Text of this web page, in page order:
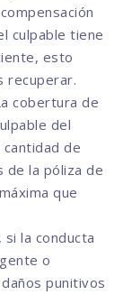
culpable tiene
esto
recuperar.
cobertura de
del
de
de la póliza de
que
si la conducta
o
punitivos